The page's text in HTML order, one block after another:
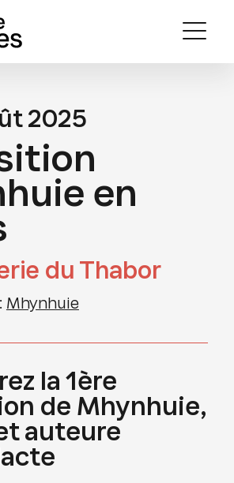
2025
en
du Thabor
Mhynhuie
la 1ère
de Mhynhuie,
auteure